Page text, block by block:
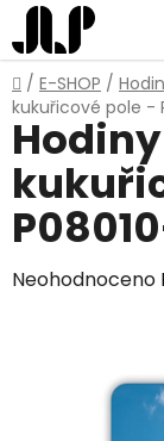
Přejít
na
obsah
Domů
/ E-SHOP /
kukuřicové pole -
Průměrné
Neohodnoceno